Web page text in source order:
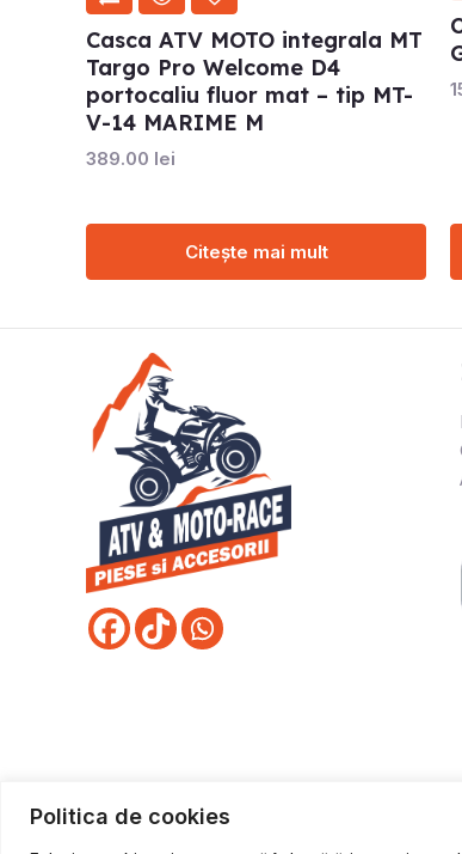
Politica de cookies
Casca ATV MOTO integrala MT
Targo Pro Welcome D4
portocaliu fluor mat – tip MT-
V-14 MARIME M
389.00 lei
Citește mai mult